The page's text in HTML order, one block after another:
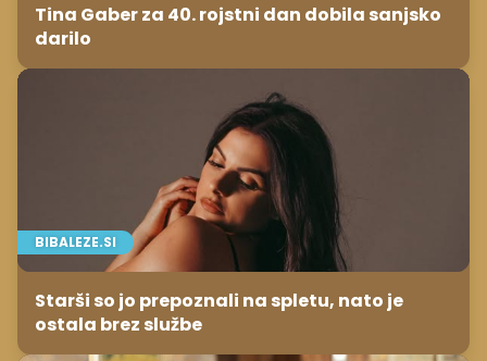
Tina Gaber za 40. rojstni dan dobila sanjsko
darilo
BIBALEZE.SI
Starši so jo prepoznali na spletu, nato je
ostala brez službe